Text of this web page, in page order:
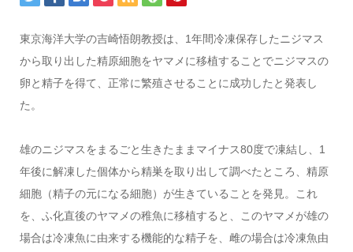
東京海洋大学の吉崎悟朗教授は、1年間冷凍保存したニジマス
から取り出した精原細胞をヤマメに移植することでニジマスの
卵と精子を得て、正常に繁殖させることに成功したと発表し
た。
雄のニジマスをまるごと生きたままマイナス80度で凍結し、1
年後に解凍した個体から精巣を取り出して調べたところ、精原
細胞（精子の元になる細胞）が生きていることを発見。これ
を、ふ化直後のヤマメの稚魚に移植すると、このヤマメが雄の
場合は冷凍魚に由来する機能的な精子を、雌の場合は冷凍魚由